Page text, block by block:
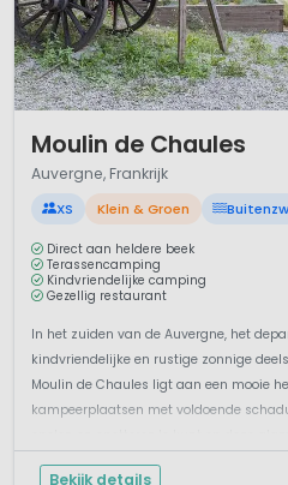
Moulin de Chaules
Auvergne, Frankrijk
XS Klein & Groen
Direct aan heldere beek
Terassencamping
Kindvriendelijke camping
Gezellig restaurant
In het zuiden van de Auvergne, het
kindvriendelijke en rustige zonnige
Moulin de Chaules ligt aan een mooie
kampeerplaatsen met voldoende
het zwe...
Bekijk details